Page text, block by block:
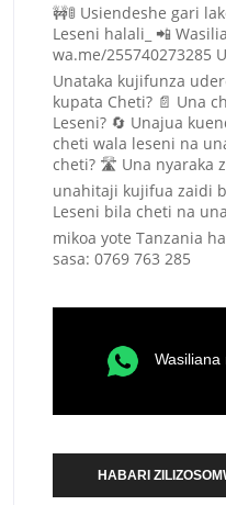
🚧🚦 Usiendeshe gari
Leseni halali_ 📲
wa.me/255740273285
Unataka kujifunza
kupata Cheti? 📄 Una
Leseni? 🔄 Unajua
cheti wala leseni na
cheti? 🛣️ Una nyaraka
unahitaji kujifua zaidi
Leseni bila cheti na
mikoa yote Tanzania
sasa: 0769 763 285
Wasiliana
HABARI